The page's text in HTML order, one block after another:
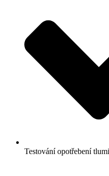
Testování opotřebení